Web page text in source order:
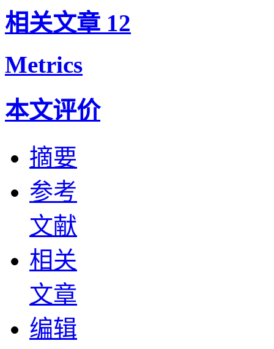
相关文章 12
Metrics
本文评价
摘要
参考
文献
相关
文章
编辑